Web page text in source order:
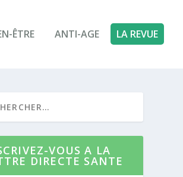
ÊTRE ANTI-AGE LA REVUE
VOUS A LA
DIRECTE SANTE